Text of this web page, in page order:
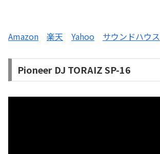
Amazon 楽天 Yahoo サウンドハウス
Pioneer DJ TORAIZ SP-16